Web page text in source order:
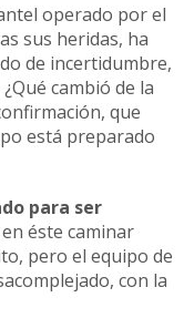
operado por el
sus heridas, ha
de incertidumbre,
cambió de la
que
está preparado
para ser
éste caminar
pero el equipo de
con la